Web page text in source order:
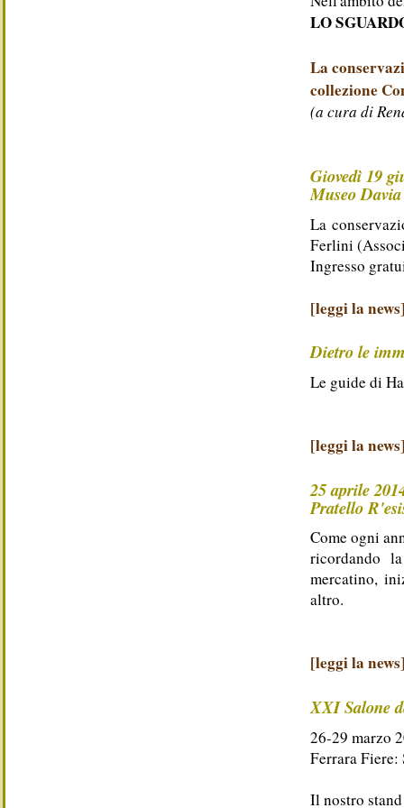
LO
La
collezione
(a cura di
Giovedì 19
Museo
La
Ferlini
Ingresso
[leggi la
Dietro le
Le guide di
[leggi la
25 aprile
Pratello
Come ogni
ricordando
mercatino,
altro.
[leggi la
XXI Salone
26-29 marzo
Ferrara Fiere:
Il nostro stand